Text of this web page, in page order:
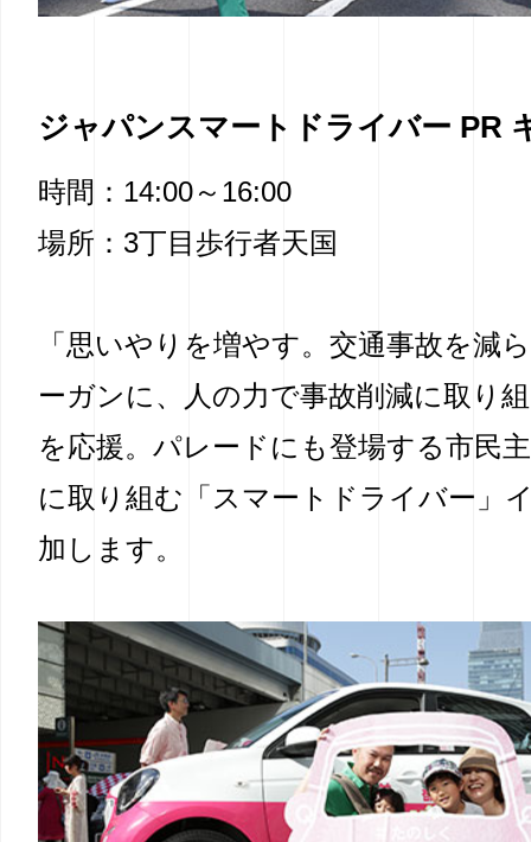
ジャパンスマートドライバー PR
時間：14:00～16:00
場所：3丁目歩行者天国
「思いやりを増やす。交通事故を減
ーガンに、人の力で事故削減に取り
を応援。パレードにも登場する市民
に取り組む「スマートドライバー」
加します。